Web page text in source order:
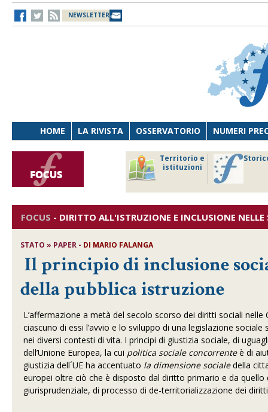
NEWSLETTER
HOME LA RIVISTA OSSERVATORIO NUMERI
Territorio e
istituzioni
FOCUS - DIRITTO ALL'ISTRUZIONE E INCLUSIONE
STATO » PAPER - DI MARIO FALANGA
Il principio di inclusione
della pubblica istruzione
L’affermazione a metà del secolo scorso dei diritti sociali
ciascuno di essi l’avvio e lo sviluppo di una legislazione
nei diversi contesti di vita. I principi di giustizia sociale, di
dell’Unione Europea, la cui politica sociale concorrenteè di
giustizia dell´UE ha accentuato la dimensione socialedella
europei oltre ciò che è disposto dal diritto primario e da
giurisprudenziale, di processo di de-territorializzazione dei